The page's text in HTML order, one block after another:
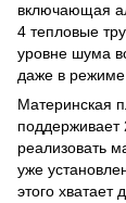
включающая
4 тепловые
уровне шума
даже в режиме
Материнская
поддерживает
реализовать
уже
этого